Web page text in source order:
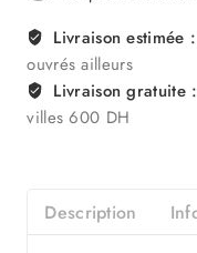
Livraison estimée :
ouvrés ailleurs
Livraison gratuite :
villes 600 DH
Description